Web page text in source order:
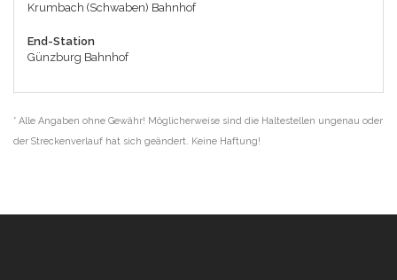
Krumbach (Schwaben) Bahnhof
End-Station
Günzburg Bahnhof
* Alle Angaben ohne Gewähr! Möglicherweise sind die Haltestellen ungenau oder
der Streckenverlauf hat sich geändert. Keine Haftung!